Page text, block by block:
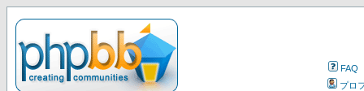
FAQ
プロ